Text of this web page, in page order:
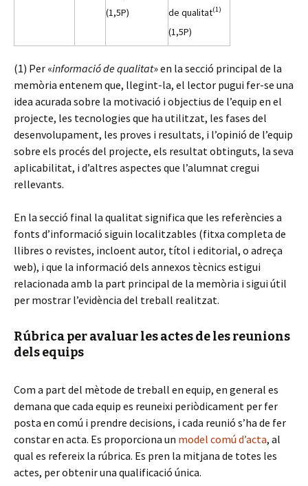
(1,5P)
de qualitat(1)
(1,5P)
(1) Per «informació de qualitat» en la secció principal de la
memòria entenem que, llegint-la, el lector pugui fer-se una
idea acurada sobre la motivació i objectius de l’equip en el
projecte, les tecnologies que ha utilitzat, les fases del
desenvolupament, les proves i resultats, i l’opinió de l’equip
sobre els procés del projecte, els resultat obtinguts, la seva
aplicabilitat, i d’altres aspectes que l’alumnat cregui
rellevants.
En la secció final la qualitat significa que les referències a
fonts d’informació siguin localitzables (fitxa completa de
llibres o revistes, incloent autor, títol i editorial, o adreça
web), i que la informació dels annexos tècnics estigui
relacionada amb la part principal de la memòria i sigui útil
per mostrar l’evidència del treball realitzat.
Rúbrica per avaluar les actes de les reunions
dels equips
Com a part del mètode de treball en equip, en general es
demana que cada equip es reuneixi periòdicament per fer
posta en comú i prendre decisions, i cada reunió s’ha de fer
constar en acta. Es proporciona un model comú d’acta, al
qual es refereix la rúbrica. Es pren la mitjana de totes les
actes, per obtenir una qualificació única.